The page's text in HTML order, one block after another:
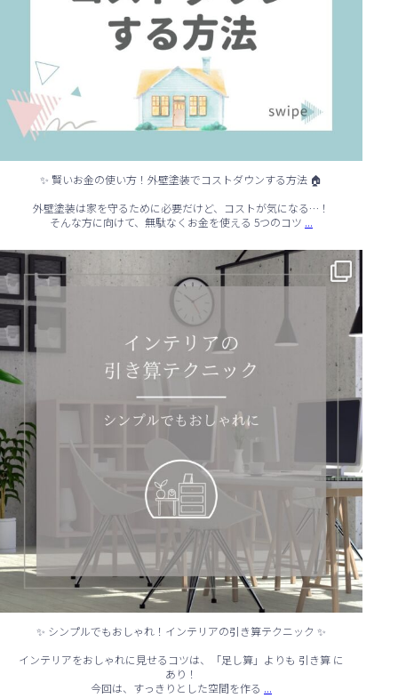
✨ 賢いお金の使い方！外壁塗装でコストダウンする方法 🏠
外壁塗装は家を守るために必要だけど、コストが気になる…！
そんな方に向けて、無駄なくお金を使える 5つのコツ ...
✨ シンプルでもおしゃれ！インテリアの引き算テクニック ✨
...
✨ シンプルでもおしゃれ！インテリアの引き算テクニック ✨
インテリアをおしゃれに見せるコツは、「足し算」よりも 引き算 に
あり！
今回は、すっきりとした空間を作る ...